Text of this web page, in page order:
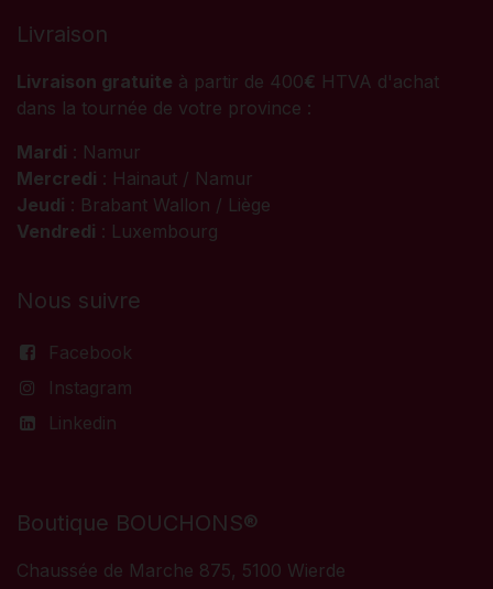
Livraison
Livraison gratuite à partir de 400€ HTVA d'achat
dans la tournée de votre province :
Mardi : Namur
Mercredi : Hainaut / Namur
Jeudi : Brabant Wallon / Liège
Vendredi : Luxembourg
Nous suivre
Facebook
Instagram
Linkedin
Boutique BOUCHONS®
Chaussée de Marche 875, 5100 Wierde